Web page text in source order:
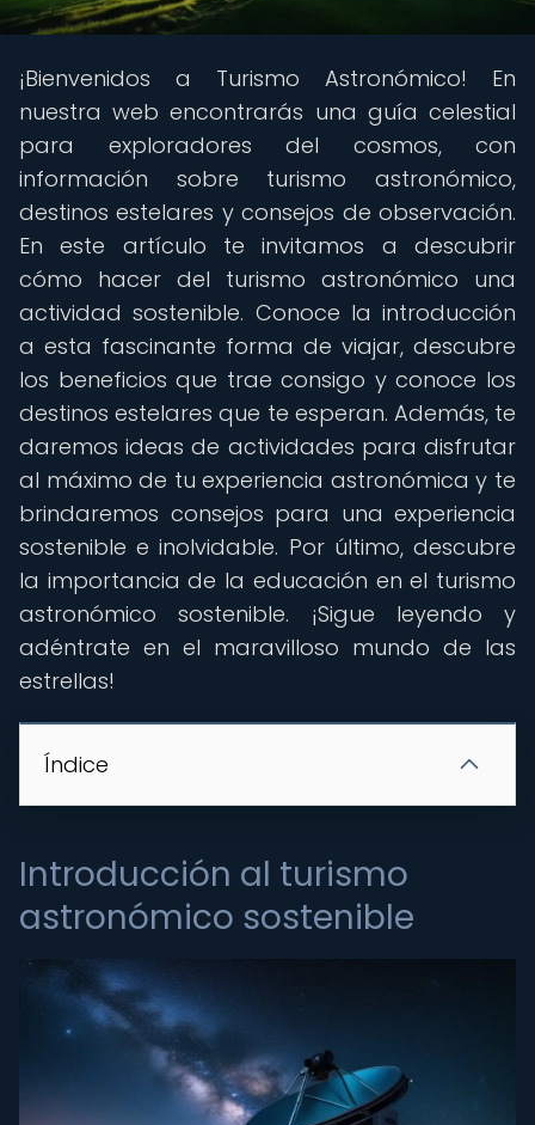
¡Bienvenidos a Turismo Astronómico! En
nuestra web encontrarás una guía celestial
para exploradores del cosmos, con
información sobre turismo astronómico,
destinos estelares y consejos de observación.
En este artículo te invitamos a descubrir
cómo hacer del turismo astronómico una
actividad sostenible. Conoce la introducción
a esta fascinante forma de viajar, descubre
los beneficios que trae consigo y conoce los
destinos estelares que te esperan. Además, te
daremos ideas de actividades para disfrutar
al máximo de tu experiencia astronómica y te
brindaremos consejos para una experiencia
sostenible e inolvidable. Por último, descubre
la importancia de la educación en el turismo
astronómico sostenible. ¡Sigue leyendo y
adéntrate en el maravilloso mundo de las
estrellas!
Índice
Introducción al turismo
astronómico sostenible